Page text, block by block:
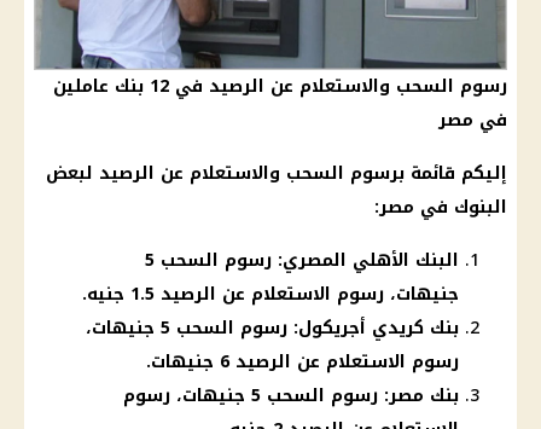
رسوم السحب والاستعلام عن الرصيد في 12 بنك عاملين
في مصر
إليكم قائمة برسوم السحب والاستعلام عن الرصيد لبعض
البنوك في مصر:
البنك الأهلي المصري: رسوم السحب 5
جنيهات، رسوم الاستعلام عن الرصيد 1.5 جنيه.
بنك كريدي أجريكول: رسوم السحب 5 جنيهات،
رسوم الاستعلام عن الرصيد 6 جنيهات.
بنك مصر: رسوم السحب 5 جنيهات، رسوم